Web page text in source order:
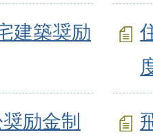
建築奨励
励金制